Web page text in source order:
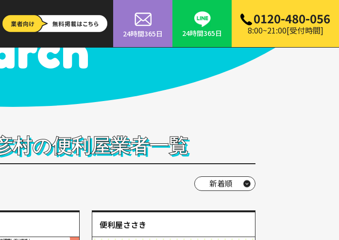
24時間365日
24時間365日
0120-480-056
8:00~21:00[受付時間]
村の便利屋業者一覧
便利屋ささき